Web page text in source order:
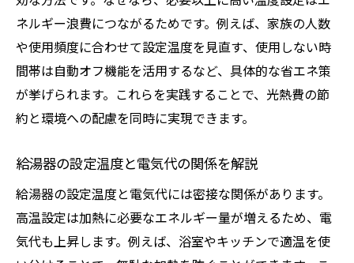
ネルギー浪費につながるためです。例えば、家族の人数
や使用頻度に合わせて設定温度を見直す、使用しない時
間帯は自動オフ機能を活用するなど、具体的な省エネ策
が挙げられます。これらを実践することで、光熱費の節
約と環境への配慮を同時に実現できます。
給湯器の設定温度と電気代の関係を解説
給湯器の設定温度と電気代には密接な関係があります。
高温設定は加熱に必要なエネルギー量が増えるため、電
気代も上昇します。例えば、浴室やキッチンで適温を使